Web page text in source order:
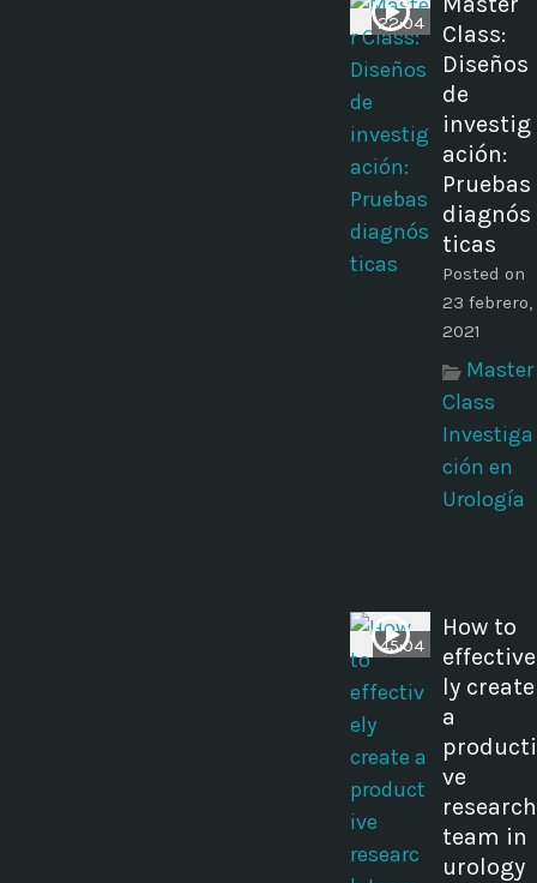
22:04
Class:
Diseños
de
investig
ación:
Pruebas
diagnós
ticas
Posted on
23 febrero,
2021
Master
Class
Investiga
ción en
Urología
45:04
How to
effective
ly create
a
producti
ve
research
team in
urology